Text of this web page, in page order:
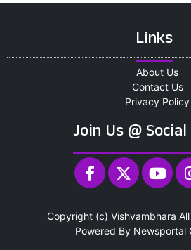
Links
About Us
Contact Us
Privacy Policy
Join Us @
Copyright (c) Vishvambhara
Powered By Newsportal